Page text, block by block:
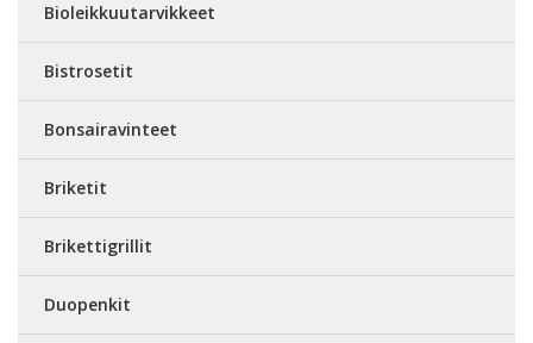
Bioleikkuutarvikkeet
Bistrosetit
Bonsairavinteet
Briketit
Brikettigrillit
Duopenkit